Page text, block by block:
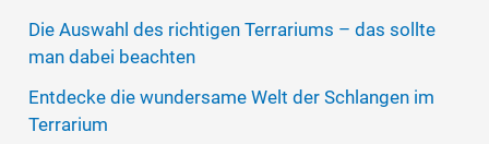
Die Auswahl des richtigen Terrariums – das sollte
man dabei beachten
Entdecke die wundersame Welt der Schlangen im
Terrarium